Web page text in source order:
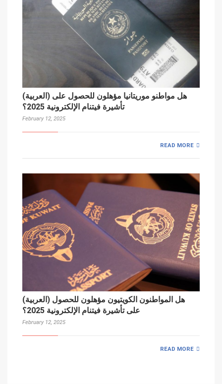
(العربية) هل مواطنو موريتانيا مؤهلون للحصول على
تأشيرة فيتنام الإلكترونية 2025؟
February 12, 2025
READ MORE
(العربية) هل المواطنون الكويتيون مؤهلون للحصول
على تأشيرة فيتنام الإلكترونية 2025؟
February 12, 2025
READ MORE